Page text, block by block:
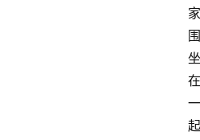
家
围
坐
在
一
起